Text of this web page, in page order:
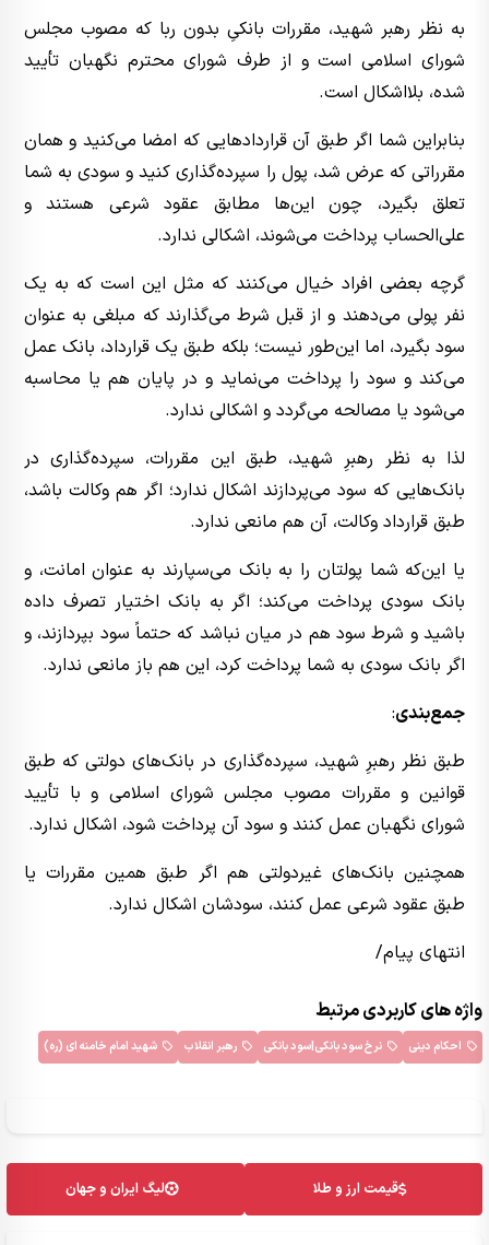
به نظر رهبر شهید، مقررات بانکیِ بدون ربا که مصوب مجلس
شورای اسلامی است و از طرف شورای محترم نگهبان تأیید
شده، بلااشکال است.
بنابراین شما اگر طبق آن قراردادهایی که امضا می‌کنید و همان
مقرراتی که عرض شد، پول را سپرده‌گذاری کنید و سودی به شما
تعلق بگیرد، چون این‌ها مطابق عقود شرعی هستند و
علی‌الحساب پرداخت می‌شوند، اشکالی ندارد.
گرچه بعضی افراد خیال می‌کنند که مثل این است که به یک
نفر پولی می‌دهند و از قبل شرط می‌گذارند که مبلغی به عنوان
سود بگیرد، اما این‌طور نیست؛ بلکه طبق یک قرارداد، بانک عمل
می‌کند و سود را پرداخت می‌نماید و در پایان هم یا محاسبه
می‌شود یا مصالحه می‌گردد و اشکالی ندارد.
لذا به نظر رهبرِ شهید، طبق این مقررات، سپرده‌گذاری در
بانک‌هایی که سود می‌پردازند اشکال ندارد؛ اگر هم وکالت باشد،
طبق قرارداد وکالت، آن هم مانعی ندارد.
یا این‌که شما پولتان را به بانک می‌سپارند به عنوان امانت، و
بانک سودی پرداخت می‌کند؛ اگر به بانک اختیار تصرف داده
باشید و شرط سود هم در میان نباشد که حتماً سود بپردازند، و
اگر بانک سودی به شما پرداخت کرد، این هم باز مانعی ندارد.
جمع‌بندی:
طبق نظر رهبرِ شهید، سپرده‌گذاری در بانک‌های دولتی که طبق
قوانین و مقررات مصوب مجلس شورای اسلامی و با تأیید
شورای نگهبان عمل کنند و سود آن پرداخت شود، اشکال ندارد.
همچنین بانک‌های غیردولتی هم اگر طبق همین مقررات یا
طبق عقود شرعی عمل کنند، سودشان اشکال ندارد.
انتهای پیام/
واژه های کاربردی مرتبط
احکام دینی نرخ سود بانکی|سود بانکی رهبر انقلاب شهید امام خامنه ای (ره)
قیمت ارز و طلا لیگ ایران و جهان